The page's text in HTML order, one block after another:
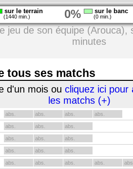
sur le terrain
(1440 min.) 0% sur le banc
(0 min.)
jeu de son équipe (Arouca),
minutes
tous ses matchs
d'un mois ou cliquez ici pour
les matchs (+)
abs. abs. abs. abs.
abs. abs. abs.
abs. abs. abs.
abs. abs. abs.
abs. abs. abs. abs.